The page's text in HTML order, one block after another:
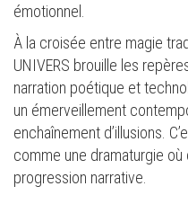
émotionnel.
À la croisée entre magie
UNIVERS brouille les
narration poétique et
un émerveillement
enchaînement d’illusions.
comme une dramaturgie
progression narrative.